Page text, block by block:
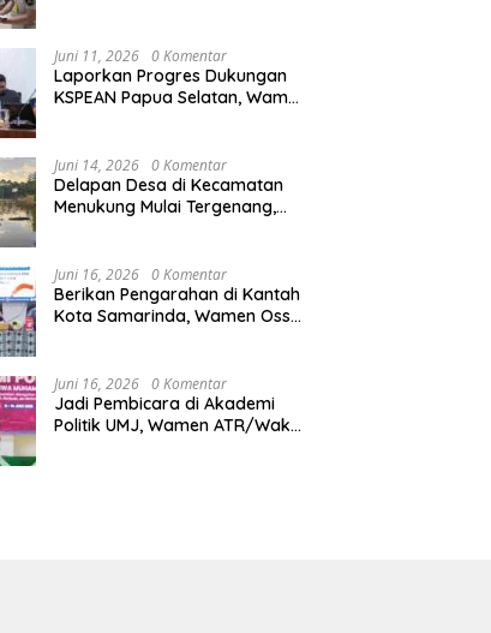
Juni 11, 2026 0 Komentar
Laporkan Progres Dukungan
KSPEAN Papua Selatan, Wamen
Nasional
Juni 14, 2026 0 Komentar
Delapan Desa di Kecamatan
Menukung Mulai Tergenang,
Juni 16, 2026 0 Komentar
Berikan Pengarahan di Kantah
Kota Samarinda, Wamen Ossy:
Kalimantan Timur
Juni 16, 2026 0 Komentar
Jadi Pembicara di Akademi
Politik UMJ, Wamen ATR/Waka